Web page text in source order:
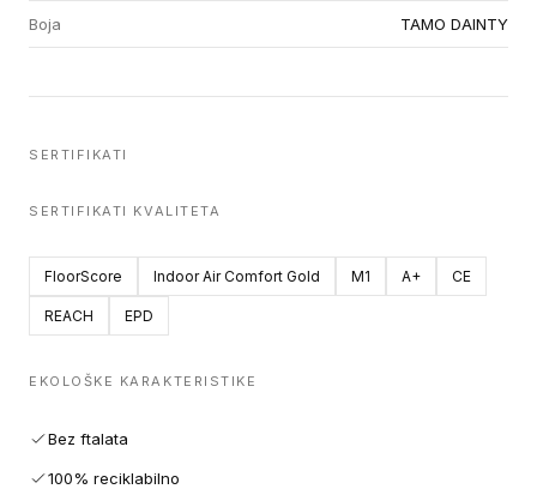
Boja TAMO DAINTY
SERTIFIKATI
SERTIFIKATI KVALITETA
FloorScore Indoor Air Comfort Gold M1 A+ CE
REACH EPD
EKOLOŠKE KARAKTERISTIKE
Bez ftalata
100% reciklabilno